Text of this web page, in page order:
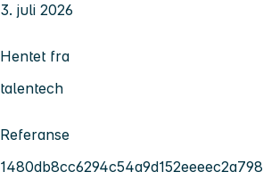
3. juli 2026
Hentet fra
talentech
Referanse
1480db8cc6294c54a9d152eeeec2a798